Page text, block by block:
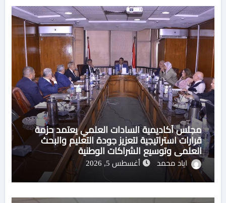
مجلس أكاديمية السادات العلمي يعتمد حزمة
قرارات استراتيجية لتعزيز جودة التعليم والبحث
العلمي وتوسيع الشراكات الوطنية
اياد محمد أغسطس 5, 2026